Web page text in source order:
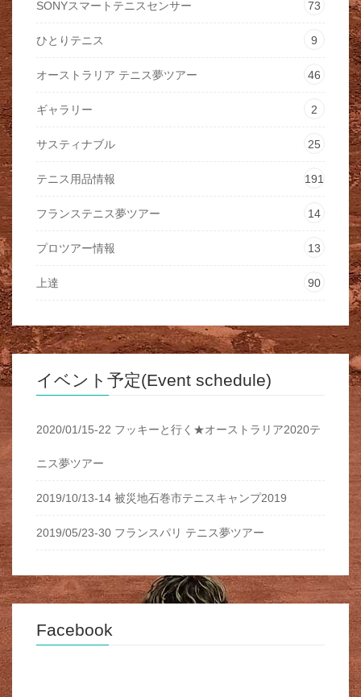
SONYスマートテニスセンサー 73
ひとりテニス 9
オーストラリア テニス夢ツアー 46
ギャラリー 2
サスティナブル 25
テニス用品情報 191
フランステニス夢ツアー 14
プロツアー情報 13
上達 90
イベント予定(Event schedule)
2020/01/15-22 フッキーと行く★オーストラリア2020テ
ニス夢ツアー
2019/10/13-14 被災地石巻市テニスキャンプ2019
2019/05/23-30 フランスパリ テニス夢ツアー
Facebook